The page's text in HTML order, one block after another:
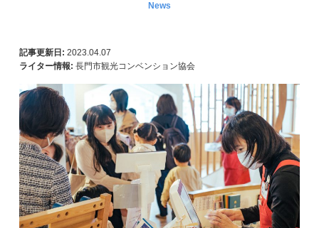
News
記事更新日: 2023.04.07
ライター情報: 長門市観光コンベンション協会